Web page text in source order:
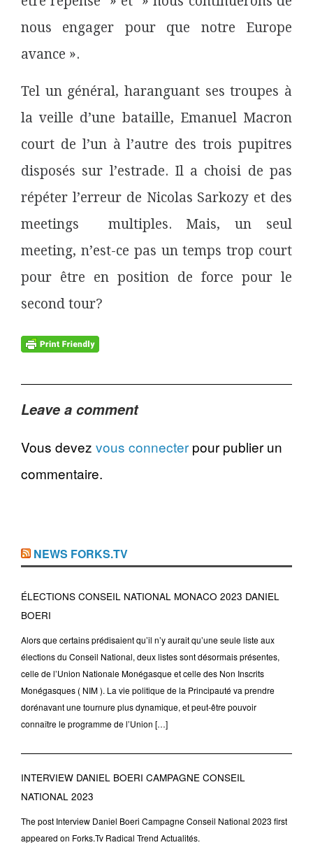
nous engager pour que notre Europe
avance ».
Tel un général, haranguant ses troupes à
la veille d’une bataille, Emanuel Macron
court de l’un à l’autre des trois pupitres
disposés sur l’estrade. Il a choisi de pas
répéter l’erreur de Nicolas Sarkozy et des
meetings multiples. Mais, un seul
meeting, n’est-ce pas un temps trop court
pour être en position de force pour le
second tour?
Leave a comment
Vous devez vous connecter pour publier un
commentaire.
NEWS FORKS.TV
ÉLECTIONS CONSEIL NATIONAL MONACO 2023 DANIEL
BOERI
Alors que certains prédisaient qu’il n’y aurait qu’une seule liste aux
élections du Conseil National, deux listes sont désormais présentes,
celle de l’Union Nationale Monégasque et celle des Non Inscrits
Monégasques ( NIM ). La vie politique de la Principauté va prendre
dorénavant une tournure plus dynamique, et peut-être pouvoir
connaître le programme de l’Union […]
INTERVIEW DANIEL BOERI CAMPAGNE CONSEIL
NATIONAL 2023
The post Interview Daniel Boeri Campagne Conseil National 2023 first
appeared on Forks.Tv Radical Trend Actualités.